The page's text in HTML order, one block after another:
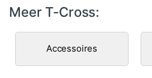
Meer T-Cross:
Accessoires